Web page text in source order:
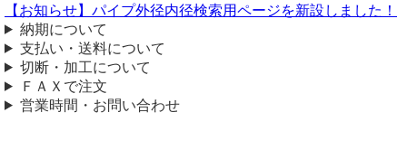
とお進みください。
ご注文メール返信にて送料・振込先等をご連絡いたします。
自動計算フォームでの試算ができない場合や複雑な加工を伴
う品の場合は、メールフォーム（見積依頼・注文依頼）より
お問い合わせください。
よろしくお願いいたします。
在庫状況：在庫あり
納期目安：注文確定後（入金確認後）、3～5営業日以内に発送予定
《 見積内容 》
アルミ 丸パイプ アルマイト処理品(材質A6063)
【お知らせ】パイプ外径内径検索用ページを新設しました！
納期について
支払い・送料について
切断・加工について
ＦＡＸで注文
営業時間・お問い合わせ